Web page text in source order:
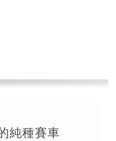
純種賽車